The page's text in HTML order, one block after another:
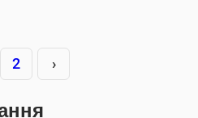
2 ›